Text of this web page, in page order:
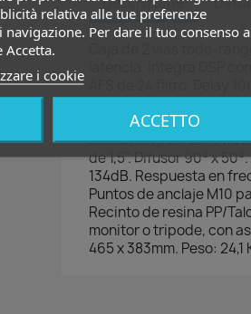
Caja de 2 vías todo-
latencia. Integra DSP
AFS de 24 filtro, Delay
Control via pantalla
Mic/Line Entrada/
salida MIX por XLR. 1
de 1,5". Difusor 90° x
134dB. Respuesta en
Puntos de anclaje M10
Recinto de resina PP/
monitor o tripode, con
465 x 383mm. Peso: 24,1
relativa alle tue preferenze
Per dare il tuo consenso
i cookie
ACCETTO